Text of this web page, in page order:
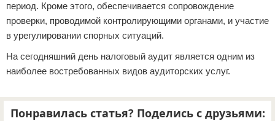
период. Кроме этого, обеспечивается сопровождение
проверки, проводимой контролирующими органами, и участие
в урегулировании спорных ситуаций.
На сегодняшний день налоговый аудит является одним из
наиболее востребованных видов аудиторских услуг.
Понравилась статья? Поделись с друзьями: